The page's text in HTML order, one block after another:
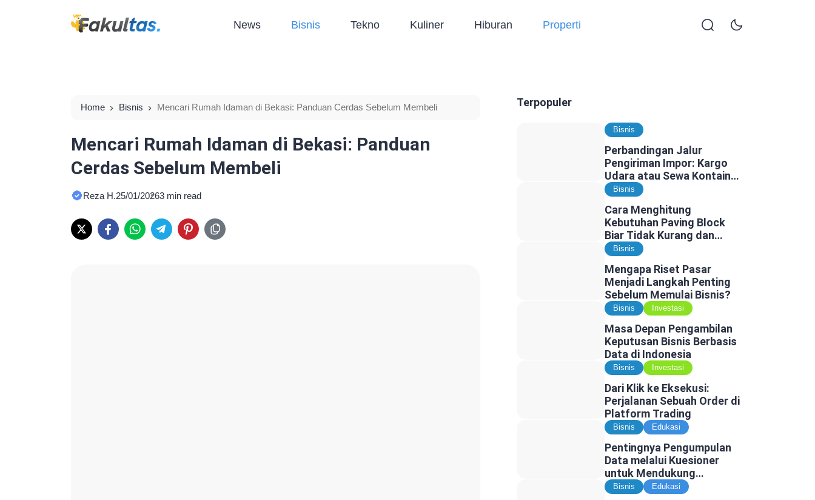
News Bisnis Tekno Kuliner Hiburan Properti
Home Bisnis Mencari Rumah Idaman di Bekasi: Panduan Cerdas Sebelum Membeli
Mencari Rumah Idaman di Bekasi: Panduan
Cerdas Sebelum Membeli
Reza H.25/01/20263 min read
Terpopuler
Bisnis
Perbandingan Jalur
Pengiriman Impor: Kargo
Udara atau Sewa Kontainer
Kargo Laut, Mana yang
Bisnis
Cara Menghitung
Kebutuhan Paving Block
Biar Tidak Kurang dan
Tidak Kelebihan
Bisnis
Mengapa Riset Pasar
Menjadi Langkah Penting
Sebelum Memulai Bisnis?
Bisnis Investasi
Masa Depan Pengambilan
Keputusan Bisnis Berbasis
Data di Indonesia
Bisnis Investasi
Dari Klik ke Eksekusi:
Perjalanan Sebuah Order di
Platform Trading
Bisnis Edukasi
Pentingnya Pengumpulan
Data melalui Kuesioner
untuk Mendukung
Penelitian dan Pengambilan
Bisnis Edukasi